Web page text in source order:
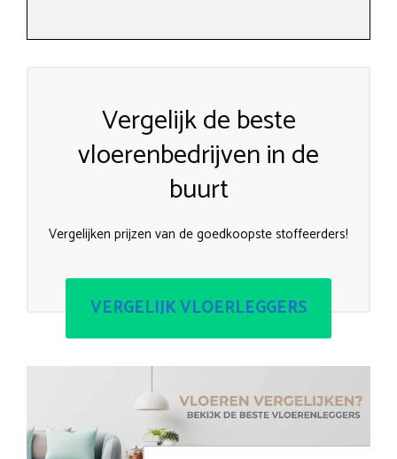
Vergelijk de beste
vloerenbedrijven in de
buurt
Vergelijken prijzen van de goedkoopste stoffeerders!
VERGELIJK VLOERLEGGERS